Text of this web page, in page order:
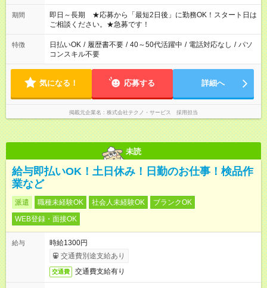
その他にも勤務時間多数！ 日勤のみ、残業なし、交替制など
ご希望を教えてください！
期間
即日～長期 ★応募から「最短2日後」に勤務OK！スタート日は
ご相談ください。★急募です！
特徴 日払いOK / 履歴書不要 / 40～50代活躍中 / 電話対応なし / パソ
コンスキル不要
気になる！ 応募する 詳細へ
掲載元企業名 株式会社テクノ・サービス 採用担当
未読
給与即払いOK！土日休み！日勤のお仕事！検品作
業など
派遣 職種未経験OK 社会人未経験OK
ブランクOK
WEB登録・面接OK
給与
時給1300円
交通費別途支給あり
交通費 交通費支給有り